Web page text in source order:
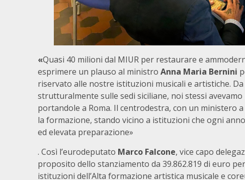
‭«Quasi 40 milioni dal MIUR per restaurare e
esprimere un plauso al ministro Anna Maria Bernini
riservato alle nostre istituzioni musicali e artistiche.
strutturalmente sulle sedi siciliane, noi stessi
portandole a Roma. Il centrodestra, con un ministero
la formazione, stando vicino a istituzioni che ogni
ed elevata preparazione»
‭. Così l’eurodeputato Marco Falcone, vice capo
proposito dello stanziamento da 39.862.819 di euro
istituzioni dell’Alta formazione artistica musicale e